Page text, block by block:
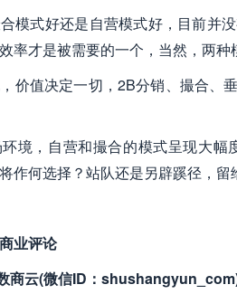
模式好还是自营模式好，目前并
率才是被需要的一个，当然，两种
价值决定一切，2B分销、撮合、
境，自营和撮合的模式呈现大
作何选择？站队还是另辟蹊径，留
业评论
商云(微信ID：